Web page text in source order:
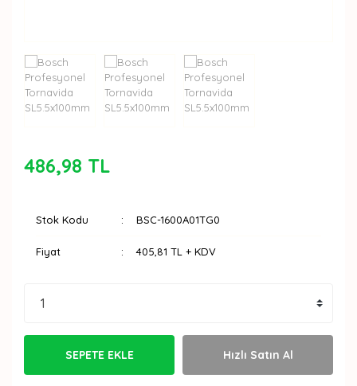
486,98 TL
Stok Kodu BSC-1600A01TG0
Fiyat 405,81 TL + KDV
SEPETE EKLE Hızlı Satın Al